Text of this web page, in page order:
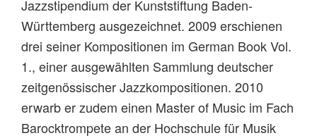
Jazzstipendium der Kunststiftung Baden-
Württemberg ausgezeichnet. 2009 erschienen
drei seiner Kompositionen im German Book Vol.
1., einer ausgewählten Sammlung deutscher
zeitgenössischer Jazzkompositionen. 2010
erwarb er zudem einen Master of Music im Fach
Barocktrompete an der Hochschule für Musik